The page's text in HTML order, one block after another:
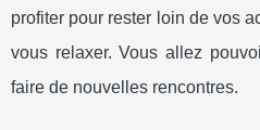
profiter pour rester loin de vos
vous relaxer. Vous allez
faire de nouvelles rencontres.